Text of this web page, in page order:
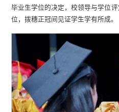
毕业生学位的决定，校领导与学位
位，拨穗正冠间见证学生学有所成。